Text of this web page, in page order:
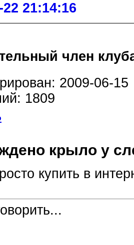
22 21:14:16
член
2009-06-15
1809
крыло у
купить в